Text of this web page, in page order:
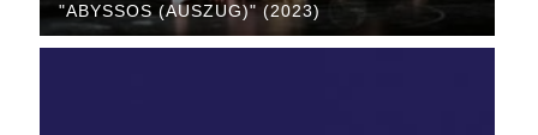
ABYSSOS (AUSZUG)" (2023)